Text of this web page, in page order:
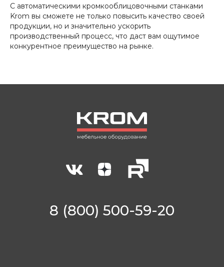
С автоматическими кромкооблицовочными станками
Krom вы сможете не только повысить качество своей
продукции, но и значительно ускорить
производственный процесс, что даст вам ощутимое
конкурентное преимущество на рынке.
©2012—2026 ИП Кочубей А.А. Все права
исключительные права принадлежат Кочубей
С условиями продажи вы можете
Сервис
Доставка
Оплата